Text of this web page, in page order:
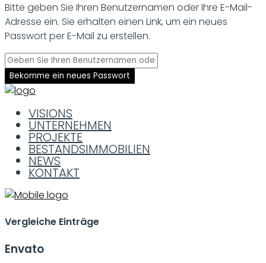
Bitte geben Sie Ihren Benutzernamen oder Ihre E-Mail-
Adresse ein. Sie erhalten einen Link, um ein neues
Passwort per E-Mail zu erstellen.
Bekomme ein neues Passwort
VISIONS
UNTERNEHMEN
PROJEKTE
BESTANDSIMMOBILIEN
NEWS
KONTAKT
Vergleiche Einträge
Envato